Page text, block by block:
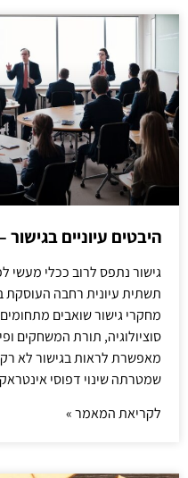
היבטים עיוניים
גישור נתפס לרוב ככלי מעשי
תשתית עיונית רחבה
מחקרי גישור שואבים
סוציולוגיה, תורת המשחקים
מאפשרת לראות בגישור לא
שמטרתה שינוי דפוסי
לקריאת המאמר »